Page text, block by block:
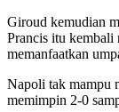
Giroud kemudian
Prancis itu kembali
memanfaatkan
Napoli tak mampu
memimpin 2-0